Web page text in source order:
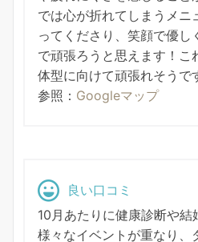
では心が折れてしまうメニ
ってくださり、笑顔で優し
で頑張ろうと思えます！こ
体型に向けて頑張れそうで
参照： Googleマップ
良い口コミ
10月あたりに健康診断や
様々なイベントが重なり、